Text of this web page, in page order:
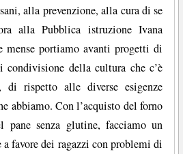
alla prevenzione, alla cura di se
alla Pubblica istruzione Ivana
mense portiamo avanti progetti di
condivisione della cultura che c’è
rispetto alle diverse esigenze
abbiamo. Con l’acquisto del forno
pane senza glutine, facciamo un
favore dei ragazzi con problemi di